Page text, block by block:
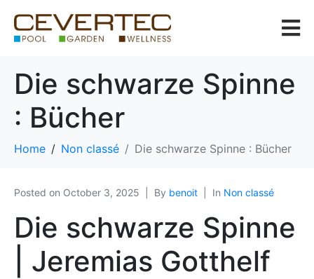
Die schwarze Spinne
: Bücher
Home Non classé Die schwarze Spinne : Bücher
Posted on October 3, 2025 By benoit In Non classé
Die schwarze Spinne
| Jeremias Gotthelf